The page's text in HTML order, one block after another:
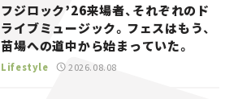
フジロック’26来場者、それぞれのド
ライブミュージック。フェスはもう、
苗場への道中から始まっていた。
Lifestyle 2026.08.08